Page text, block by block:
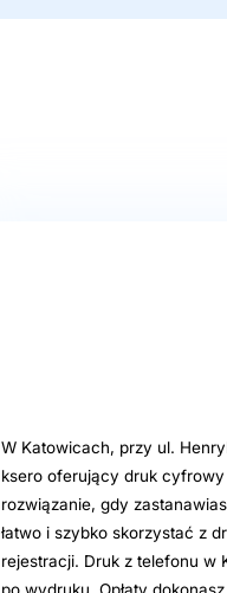
W Katowicach, przy ul.
ksero oferujący druk cyfrowy
rozwiązanie, gdy
łatwo i szybko skorzystać z
rejestracji. Druk z telefonu w